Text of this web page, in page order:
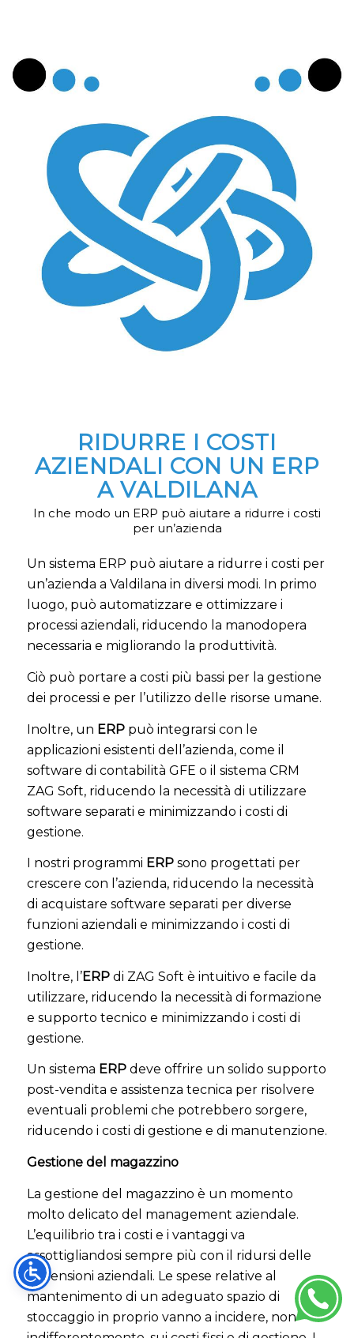
RIDURRE I COSTI
AZIENDALI CON UN ERP
A VALDILANA
In che modo un ERP può aiutare a ridurre i costi
per un’azienda
Un sistema ERP può aiutare a ridurre i costi per
un’azienda a Valdilana in diversi modi. In primo
luogo, può automatizzare e ottimizzare i
processi aziendali, riducendo la manodopera
necessaria e migliorando la produttività.
Ciò può portare a costi più bassi per la gestione
dei processi e per l’utilizzo delle risorse umane.
Inoltre, un ERP può integrarsi con le
applicazioni esistenti dell’azienda, come il
software di contabilità GFE o il sistema CRM
ZAG Soft, riducendo la necessità di utilizzare
software separati e minimizzando i costi di
gestione.
I nostri programmi ERP sono progettati per
crescere con l’azienda, riducendo la necessità
di acquistare software separati per diverse
funzioni aziendali e minimizzando i costi di
gestione.
Inoltre, l’ERP di ZAG Soft è intuitivo e facile da
utilizzare, riducendo la necessità di formazione
e supporto tecnico e minimizzando i costi di
gestione.
Un sistema ERP deve offrire un solido supporto
post-vendita e assistenza tecnica per risolvere
eventuali problemi che potrebbero sorgere,
riducendo i costi di gestione e di manutenzione.
Gestione del magazzino
La gestione del magazzino è un momento
molto delicato del management aziendale.
L’equilibrio tra i costi e i vantaggi va
assottigliandosi sempre più con il ridursi delle
dimensioni aziendali. Le spese relative al
mantenimento di un adeguato spazio di
stoccaggio in proprio vanno a incidere, non